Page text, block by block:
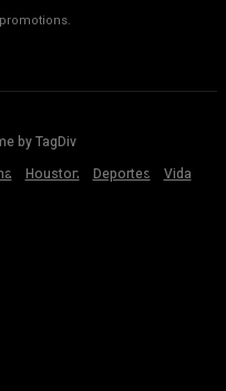
by TagDiv
Houston Deportes Vida